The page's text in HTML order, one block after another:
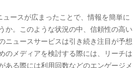
ースが広まったことで、情報を簡単に
か。このような状況の中、信頼性の高い
ニュースサービスは引き続き注目が予想
のメディアを検討する際には、リーチは
ある際には利用回数などのエンゲージメ